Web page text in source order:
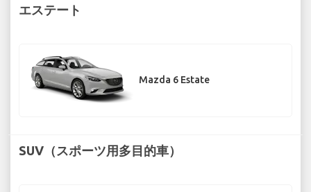
エステート
Mazda 6 Estate
SUV（スポーツ用多目的車）